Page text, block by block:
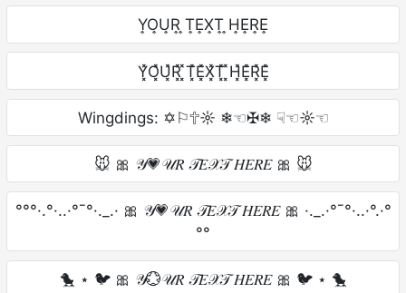
Y͎O͎U͎R͎ ͎T͎E͎X͎T͎ ͎H͎E͎R͎E͎
Y͓̽O͓̽U͓̽R͓̽ ͓̽T͓̽E͓̽X͓̽T͓̽ ͓̽H͓̽E͓̽R͓̽E͓̽
Wingdings: ✡︎⚐︎🕆︎☼︎ ❄︎☜︎✠︎❄︎ ☟︎☜︎☼︎☜︎
🐭 🎀 𝒴💗𝒰𝑅 𝒯𝐸𝒳𝒯 𝐻𝐸𝑅𝐸 🎀 🐭
°°°·.°·..·°¯°·._.· 🎀 𝒴💗𝒰𝑅 𝒯𝐸𝒳𝒯 𝐻𝐸𝑅𝐸 🎀 ·._.·°¯°·..·°.·°
°°
🐤 ⋆ 🐦 🎀 𝒴💮𝒰𝑅 𝒯𝐸𝒳𝒯 𝐻𝐸𝑅𝐸 🎀 🐦 ⋆ 🐤